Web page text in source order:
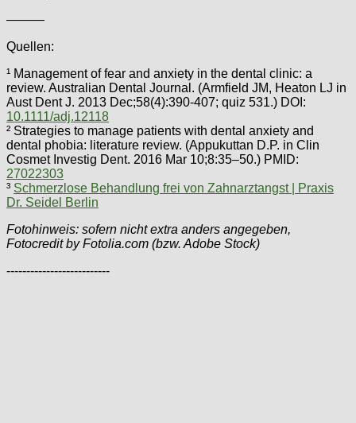
———
Quellen:
¹ Management of fear and anxiety in the dental clinic: a
review. Australian Dental Journal. (Armfield JM, Heaton LJ in
Aust Dent J. 2013 Dec;58(4):390-407; quiz 531.) DOI:
10.1111/adj.12118
² Strategies to manage patients with dental anxiety and
dental phobia: literature review. (Appukuttan D.P. in Clin
Cosmet Investig Dent. 2016 Mar 10;8:35–50.) PMID:
27022303
³ Schmerzlose Behandlung frei von Zahnarztangst | Praxis
Dr. Seidel Berlin
Fotohinweis: sofern nicht extra anders angegeben,
Fotocredit by Fotolia.com (bzw. Adobe Stock)
--------------------------